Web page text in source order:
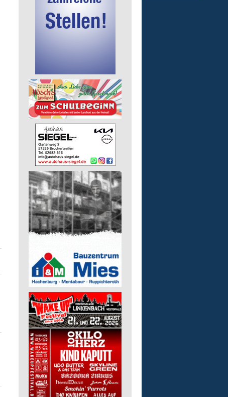
Bildungsbegleitung (m/
Lebenshilfe im Landkreis
GmbH
57610 Altenkirchen